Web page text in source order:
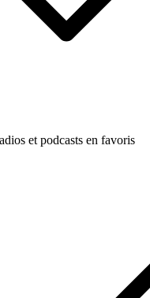
et podcasts en favoris